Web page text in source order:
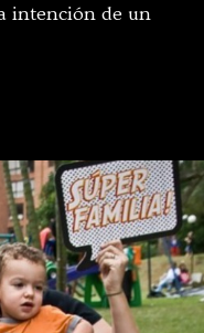
intención de un